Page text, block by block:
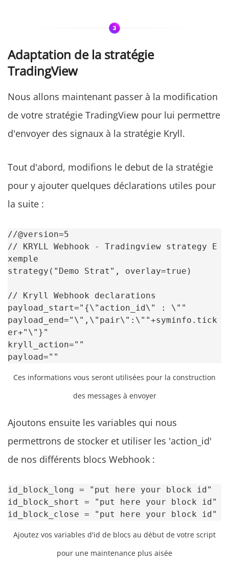
Adaptation de la stratégie
TradingView
Nous allons maintenant passer à la modification
de votre stratégie TradingView pour lui permettre
d'envoyer des signaux à la stratégie Kryll.
Tout d'abord, modifions le debut de la stratégie
pour y ajouter quelques déclarations utiles pour
la suite :
//@version=5
// KRYLL Webhook - Tradingview strategy E
xemple
strategy("Demo Strat", overlay=true)
// Kryll Webhook declarations
payload_start="{\"action_id\" : \""
payload_end="\",\"pair\":\""+syminfo.tick
er+"\"}"
kryll_action=""
payload=""
Ces informations vous seront utilisées pour la construction
des messages à envoyer
Ajoutons ensuite les variables qui nous
permettrons de stocker et utiliser les 'action_id'
de nos différents blocs Webhook :
id_block_long = "put here your block id"
id_block_short = "put here your block id"
id_block_close = "put here your block id"
Ajoutez vos variables d'id de blocs au début de votre script
pour une maintenance plus aisée